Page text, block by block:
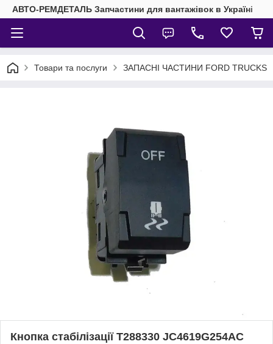
АВТО-РЕМДЕТАЛЬ Запчастини для вантажівок в Україні
Товари та послуги ЗАПАСНІ ЧАСТИНИ FORD TRUCKS
Кнопка стабілізації T288330 JC4619G254AC